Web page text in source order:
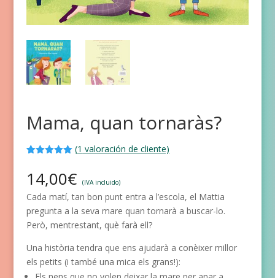
Mama, quan tornaràs?
5 en base
valoración
de un
(1 valoración de cliente)
14,00€ (IVA incluido)
Cada matí, tan bon punt entra a l’escola, el Mattia
pregunta a la seva mare quan tornarà a buscar-lo.
Però, mentrestant, què farà ell?
Una història tendra que ens ajudarà a conèixer millor
els petits (i també una mica els grans!):